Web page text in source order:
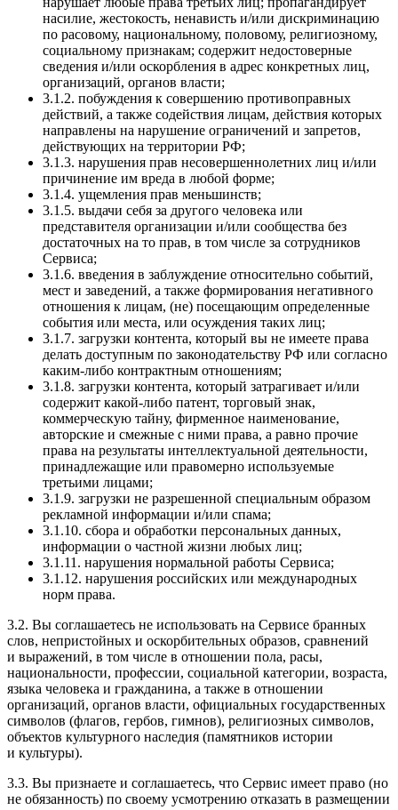
насилие, жестокость, ненависть и/или дискриминацию
по расовому, национальному, половому, религиозному,
социальному признакам; содержит недостоверные
сведения и/или оскорбления в адрес конкретных лиц,
организаций, органов власти;
3.1.2. побуждения к совершению противоправных
действий, а также содействия лицам, действия которых
направлены на нарушение ограничений и запретов,
действующих на территории РФ;
3.1.3. нарушения прав несовершеннолетних лиц и/или
причинение им вреда в любой форме;
3.1.4. ущемления прав меньшинств;
3.1.5. выдачи себя за другого человека или
представителя организации и/или сообщества без
достаточных на то прав, в том числе за сотрудников
Сервиса;
3.1.6. введения в заблуждение относительно событий,
мест и заведений, а также формирования негативного
отношения к лицам, (не) посещающим определенные
события или места, или осуждения таких лиц;
3.1.7. загрузки контента, который вы не имеете права
делать доступным по законодательству РФ или согласно
каким-либо контрактным отношениям;
3.1.8. загрузки контента, который затрагивает и/или
содержит какой-либо патент, торговый знак,
коммерческую тайну, фирменное наименование,
авторские и смежные с ними права, а равно прочие
права на результаты интеллектуальной деятельности,
принадлежащие или правомерно используемые
третьими лицами;
3.1.9. загрузки не разрешенной специальным образом
рекламной информации и/или спама;
3.1.10. сбора и обработки персональных данных,
информации о частной жизни любых лиц;
3.1.11. нарушения нормальной работы Сервиса;
3.1.12. нарушения российских или международных
норм права.
3.2. Вы соглашаетесь не использовать на Сервисе бранных
слов, непристойных и оскорбительных образов, сравнений
и выражений, в том числе в отношении пола, расы,
национальности, профессии, социальной категории, возраста,
языка человека и гражданина, а также в отношении
организаций, органов власти, официальных государственных
символов (флагов, гербов, гимнов), религиозных символов,
объектов культурного наследия (памятников истории
и культуры).
3.3. Вы признаете и соглашаетесь, что Сервис имеет право (но
не обязанность) по своему усмотрению отказать в размещении